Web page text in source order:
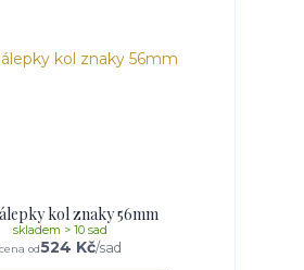
kol znaky 56mm
cena od524 Kč/sad
skladem > 10 sad